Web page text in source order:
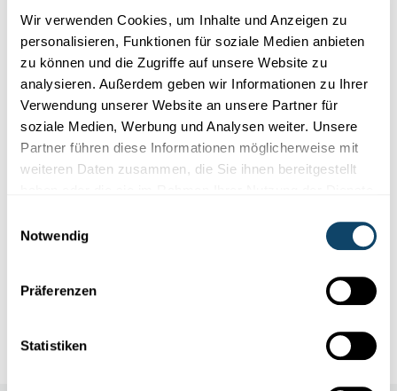
Wir verwenden Cookies, um Inhalte und Anzeigen zu
personalisieren, Funktionen für soziale Medien anbieten
zu können und die Zugriffe auf unsere Website zu
analysieren. Außerdem geben wir Informationen zu Ihrer
Verwendung unserer Website an unsere Partner für
soziale Medien, Werbung und Analysen weiter. Unsere
Partner führen diese Informationen möglicherweise mit
weiteren Daten zusammen, die Sie ihnen bereitgestellt
Notwendig
Präferenzen
Statistiken
Veranstaltungsort
Naturpark Our
12, Parc
9836 Hosingen
Kontakt
patrick.schaack@naturpark-our.lu